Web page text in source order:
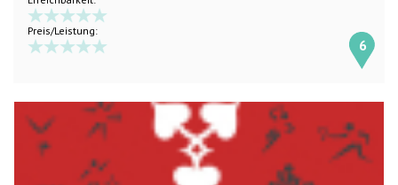
Preis/Leistung:
6